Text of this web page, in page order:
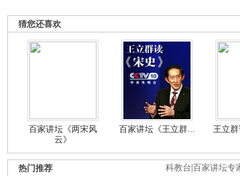
猜您还喜欢
百家讲坛《两宋风
云》
百家讲坛《王立群... 王立群
科教台 百家讲坛专
热门推荐